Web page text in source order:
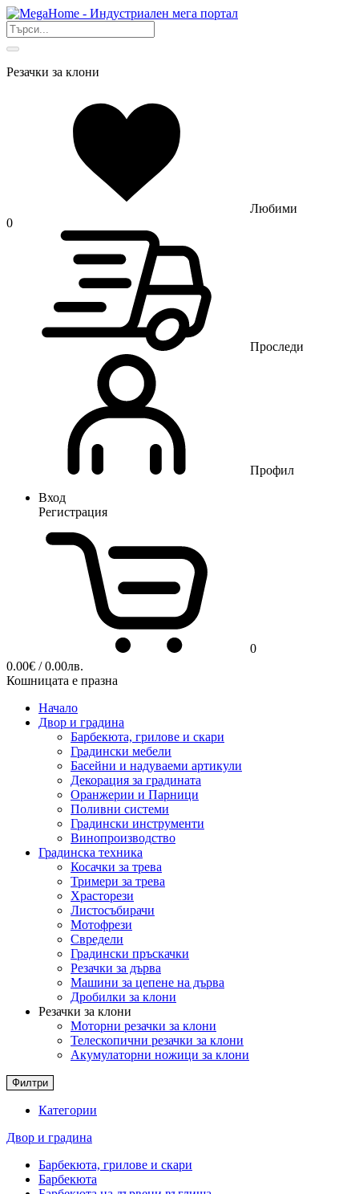
Резачки за клони
Любими
0
Проследи
Профил
Вход
Регистрация
0
0.00€ / 0.00лв.
Кошницата е празна
Начало
Двор и градина
Барбекюта, грилове и скари
Градински мебели
Басейни и надуваеми артикули
Декорация за градината
Оранжерии и Парници
Поливни системи
Градински инструменти
Винопроизводство
Градинска техника
Косачки за трева
Тримери за трева
Храсторези
Листосъбирачи
Мотофрези
Свредели
Градински пръскачки
Резачки за дърва
Машини за цепене на дърва
Дробилки за клони
Резачки за клони
Моторни резачки за клони
Телескопични резачки за клони
Акумулаторни ножици за клони
Филтри
Категории
Двор и градина
Барбекюта, грилове и скари
Барбекюта